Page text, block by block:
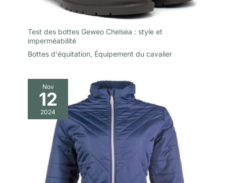
Test des bottes Geweo Chelsea : style et
imperméabilité
Bottes d'équitation, Équipement du cavalier
Nov
12
2024